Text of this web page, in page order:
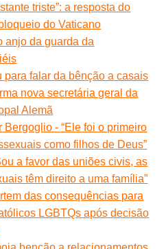
triste”: a resposta do
do Vaticano
anjo da guarda da
para falar da bênção a casais
nova secretária geral da
Alemã
Bergoglio - “Ele foi o primeiro
como filhos de Deus”
a favor das uniões civis, as
têm direito a uma família”
das consequências para
LGBTQs após decisão